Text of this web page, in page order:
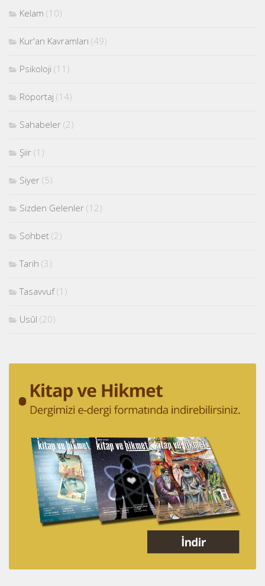
Kelam (10)
Kur'an Kavramları (49)
Psikoloji (11)
Röportaj (14)
Sahabeler (2)
Şiir (1)
Siyer (5)
Sizden Gelenler (12)
Sohbet (2)
Tarih (3)
Tasavvuf(1)
Usûl (20)